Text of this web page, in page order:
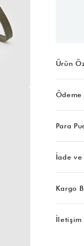
Ürün
Ödeme
Para
İade
Kargo
İletişim